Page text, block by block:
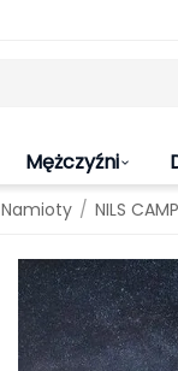
Mężczyźni
Namioty / NILS CAMP